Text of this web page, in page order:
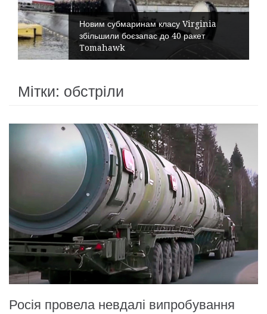
Новим субмаринам класу Virginia
збільшили боєзапас до 40 ракет
Tomahawk
Мітки: обстріли
Росія провела невдалі випробування